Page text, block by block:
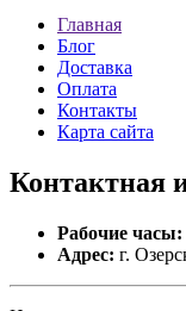
Главная
Блог
Доставка
Оплата
Контакты
Карта сайта
Контактная
Рабочие часы:
Адрес: г.